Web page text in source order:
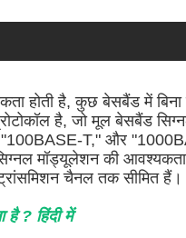
होती है, कुछ बेसबैंड में बिना
है, जो मूल बेसबैंड
"100BASE-T," और
मॉड्यूलेशन की आवश्यकता
चैनल तक सीमित हैं।
? हिंदी में